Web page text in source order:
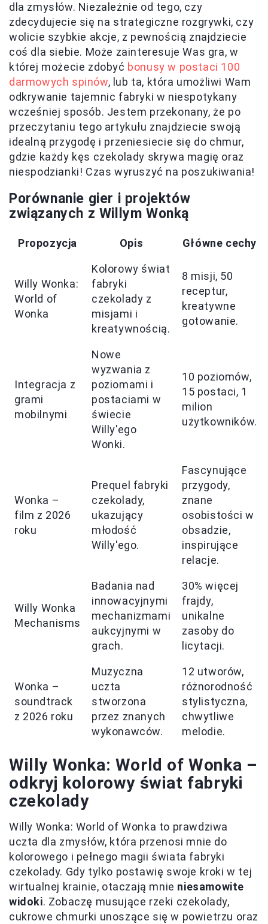
dla zmysłów. Niezależnie od tego, czy
zdecydujecie się na strategiczne rozgrywki, czy
wolicie szybkie akcje, z pewnością znajdziecie
coś dla siebie. Może zainteresuje Was gra, w
której możecie zdobyć bonusy w postaci 100
darmowych spinów, lub ta, która umożliwi Wam
odkrywanie tajemnic fabryki w niespotykany
wcześniej sposób. Jestem przekonany, że po
przeczytaniu tego artykułu znajdziecie swoją
idealną przygodę i przeniesiecie się do chmur,
gdzie każdy kęs czekolady skrywa magię oraz
niespodzianki! Czas wyruszyć na poszukiwania!
Porównanie gier i projektów
związanych z Willym Wonką
Propozycja Opis Główne cechy
Willy Wonka:
World of
Wonka
Kolorowy świat
fabryki
czekolady z
misjami i
kreatywnością.
8 misji, 50
receptur,
kreatywne
gotowanie.
Integracja z
grami
mobilnymi
Nowe
wyzwania z
poziomami i
postaciami w
świecie
Willy'ego
Wonki.
10 poziomów,
15 postaci, 1
milion
użytkowników.
Wonka –
film z 2026
roku
Prequel fabryki
czekolady,
ukazujący
młodość
Willy'ego.
Fascynujące
przygody,
znane
osobistości w
obsadzie,
inspirujące
relacje.
Willy Wonka
Mechanisms
Badania nad
innowacyjnymi
mechanizmami
aukcyjnymi w
grach.
30% więcej
frajdy,
unikalne
zasoby do
licytacji.
Wonka –
soundtrack
z 2026 roku
Muzyczna
uczta
stworzona
przez znanych
wykonawców.
12 utworów,
różnorodność
stylistyczna,
chwytliwe
melodie.
Willy Wonka: World of Wonka –
odkryj kolorowy świat fabryki
czekolady
Willy Wonka: World of Wonka to prawdziwa
uczta dla zmysłów, która przenosi mnie do
kolorowego i pełnego magii świata fabryki
czekolady. Gdy tylko postawię swoje kroki w tej
wirtualnej krainie, otaczają mnie niesamowite
widoki. Zobaczę musujące rzeki czekolady,
cukrowe chmurki unoszące się w powietrzu oraz